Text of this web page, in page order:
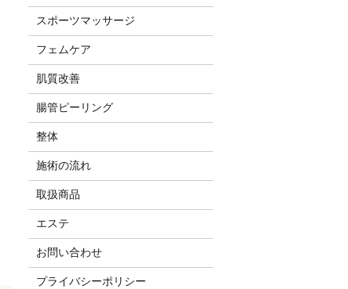
スポーツマッサージ
フェムケア
肌質改善
腸管ピーリング
整体
施術の流れ
取扱商品
エステ
お問い合わせ
プライバシーポリシー